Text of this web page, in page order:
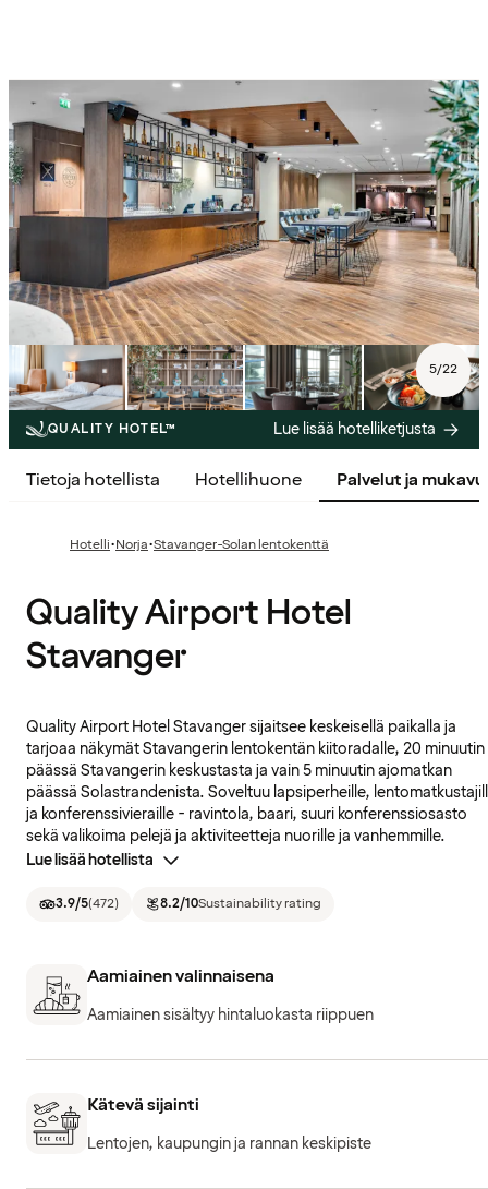
5/22
QUALITY HOTEL™ Lue lisää hotelliketjusta
Tietoja hotellista Hotellihuone Palvelut ja
Hotelli·Norja·Stavanger-Solan lentokenttä
Quality Airport Hotel
Stavanger
Quality Airport Hotel Stavanger sijaitsee keskeisellä paikalla ja
tarjoaa näkymät Stavangerin lentokentän kiitoradalle, 20 minuutin
päässä Stavangerin keskustasta ja vain 5 minuutin ajomatkan
päässä Solastrandenista. Soveltuu lapsiperheille,
ja konferenssivieraille - ravintola, baari, suuri konferenssiosasto
sekä valikoima pelejä ja aktiviteetteja nuorille ja vanhemmille.
Lue lisää hotellista
3.9/5(472) 8.2/10Sustainability rating
Aamiainen valinnaisena
Aamiainen sisältyy hintaluokasta riippuen
Kätevä sijainti
Lentojen, kaupungin ja rannan keskipiste